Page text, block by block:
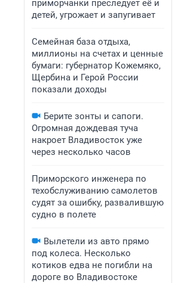
приморчанки преследует её и
детей, угрожает и запугивает
Семейная база отдыха,
миллионы на счетах и ценные
бумаги: губернатор Кожемяко,
Щербина и Герой России
показали доходы
Берите зонты и сапоги.
Огромная дождевая туча
накроет Владивосток уже
через несколько часов
Приморского инженера по
техобслуживанию самолетов
судят за ошибку, развалившую
судно в полете
Вылетели из авто прямо
под колеса. Несколько
котиков едва не погибли на
дороге во Владивостоке